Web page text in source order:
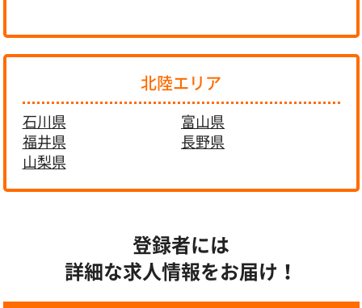
北陸エリア
石川県
富山県
福井県
長野県
山梨県
登録者には
詳細な求人情報をお届け！